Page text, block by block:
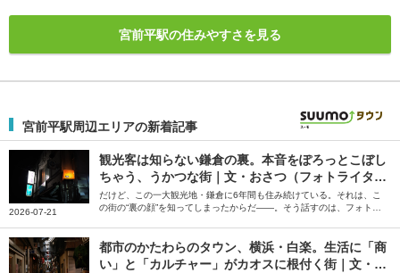
宮前平駅の住みやすさを見る
宮前平駅周辺エリアの新着記事
2026-07-21
観光客は知らない鎌倉の裏。本音をぽろっとこぼし
ちゃう、うかつな街｜文・おさつ（フォトライタ
ー）
だけど、この一大観光地・鎌倉に6年間も住み続けている。それは、こ
の街の“裏の顔”を知ってしまったからだ――。そう話すのは、フォトラ
都市のかたわらのタウン、横浜・白楽。生活に「商
い」と「カルチャー」がカオスに根付く街｜文・小